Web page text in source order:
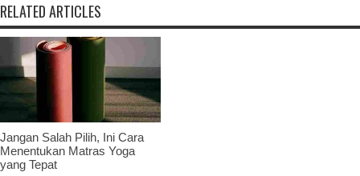
RELATED ARTICLES
Jangan Salah Pilih, Ini Cara
Menentukan Matras Yoga
yang Tepat